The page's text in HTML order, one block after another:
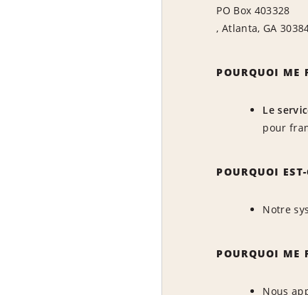
PO Box 403328
, Atlanta, GA
POURQUOI ME
Le
pour
POURQUOI
Notre
POURQUOI ME
Nous